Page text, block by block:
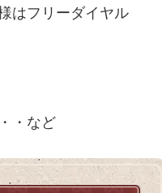
はフリーダイヤル
・など